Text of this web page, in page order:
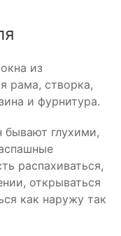
из
рама, створка,
и фурнитура.
глухими,
распахиваться,
открываться
как наружу так